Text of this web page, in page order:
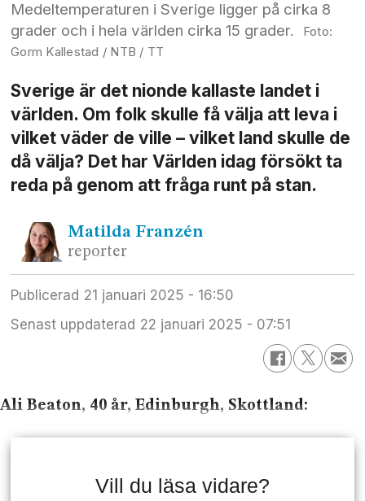
Medeltemperaturen i Sverige ligger på cirka 8
grader och i hela världen cirka 15 grader.
Gorm Kallestad / NTB / TT
Sverige är det nionde kallaste landet i
världen. Om folk skulle få välja att leva i
vilket väder de ville – vilket land skulle de
då välja? Det har Världen idag försökt ta
reda på genom att fråga runt på stan.
Matilda Franzén
reporter
Publicerad
21 januari 2025 - 16:50
Senast uppdaterad
22 januari 2025 - 07:51
Ali Beaton, 40 år, Edinburgh, Skottland:
Vill du läsa vidare?